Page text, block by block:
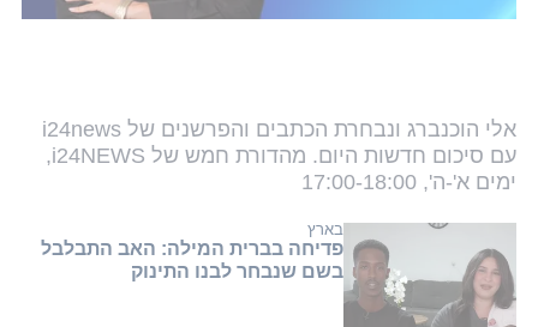
אלי הוכנברג ונבחרת הכתבים והפרשנים של i24news
עם סיכום חדשות היום. מהדורת חמש של i24NEWS,
ימים א'-ה', 17:00-18:00
בארץ
פדיחה בברית המילה: האב התבלבל
בשם שנבחר לבנו התינוק